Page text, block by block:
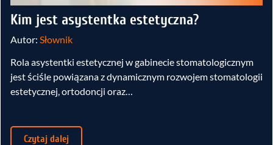
Kim jest asystentka estetyczna?
Autor: Słownik
Rola asystentki estetycznej w gabinecie stomatologicznym
jest ściśle powiązana z dynamicznym rozwojem stomatologii
estetycznej, ortodoncji oraz…
Czytaj dalej